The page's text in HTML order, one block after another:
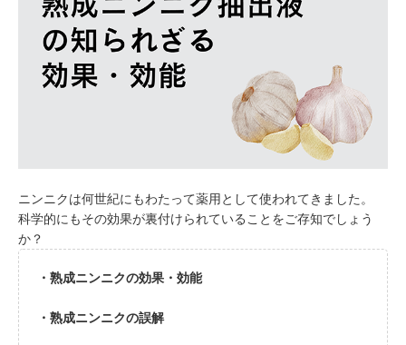
ニンニクは何世紀にもわたって薬用として使われてきました。
科学的にもその効果が裏付けられていることをご存知でしょう
か？
・熟成ニンニクの効果・効能
・熟成ニンニクの誤解